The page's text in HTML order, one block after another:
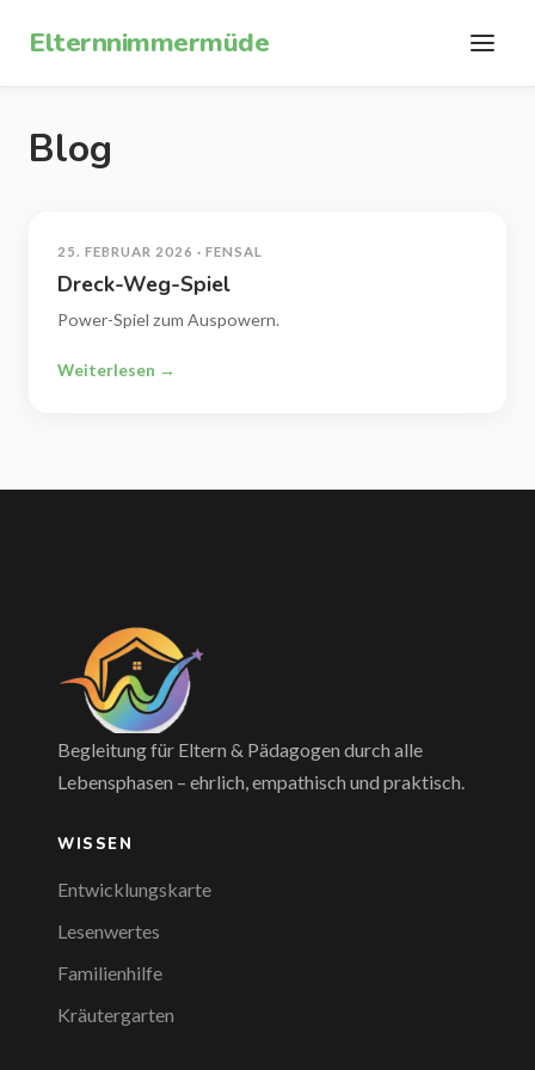
Elternnimmermüde
Blog
25. FEBRUAR 2026 · FENSAL
Dreck-Weg-Spiel
Power-Spiel zum Auspowern.
Weiterlesen →
Begleitung für Eltern & Pädagogen durch alle
Lebensphasen – ehrlich, empathisch und praktisch.
WISSEN
Entwicklungskarte
Lesenwertes
Familienhilfe
Kräutergarten